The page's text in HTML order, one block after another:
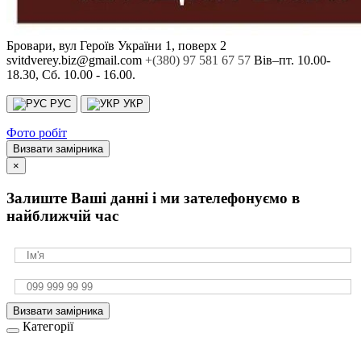
Бровари, вул Героїв України 1, поверх 2
svitdverey.biz@gmail.com +(380) 97 581 67 57 Вів–пт. 10.00-
18.30, Сб. 10.00 - 16.00.
РУС УКР
Фото робіт
Визвати замірника
×
Залиште Ваші данні і ми зателефонуємо в
найближчій час
Визвати замірника
Категорії